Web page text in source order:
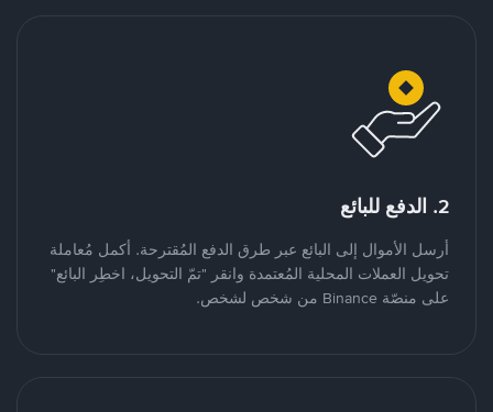
2. الدفع للبائع
أرسل الأموال إلى البائع عبر طرق الدفع المُقترحة. أكمل مُعاملة
تحويل العملات المحلية المُعتمدة وانقر "تمّ التحويل، اخطِر البائع"
على منصّة Binance من شخص لشخص.